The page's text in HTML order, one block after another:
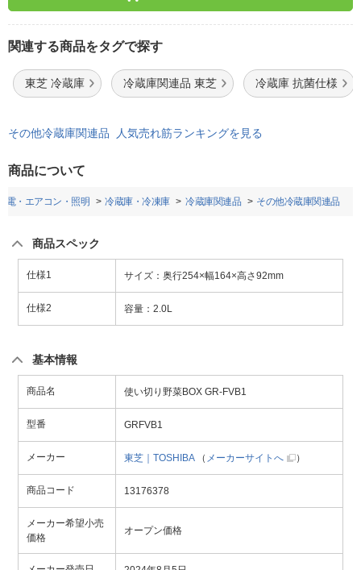
関連する商品をタグで探す
東芝 冷蔵庫 冷蔵庫関連品 東芝 冷蔵庫 抗菌仕様
その他冷蔵庫関連品 人気売れ筋ランキングを見る
商品について
電・エアコン・照明 冷蔵庫・冷凍庫 冷蔵庫関連品 その他冷蔵庫関連品
商品スペック
仕様1 サイズ：奥行254×幅164×高さ92mm
仕様2 容量：2.0L
基本情報
商品名 使い切り野菜BOX GR-FVB1
型番 GRFVB1
メーカー 東芝｜TOSHIBA（ メーカーサイトへ ）
商品コード 13176378
メーカー希望小売
価格
オープン価格